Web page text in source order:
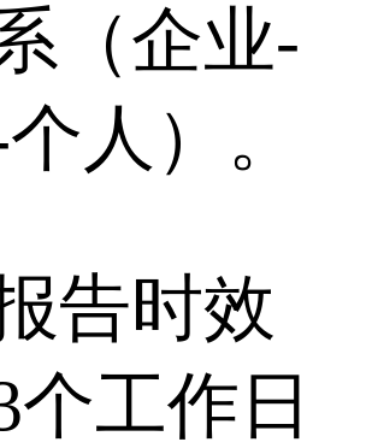
（企业-
人）。
告时效
工作日